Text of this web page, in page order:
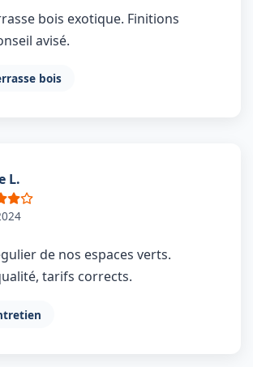
bois exotique. Finitions
avisé.
bois
L.
de nos espaces verts.
tarifs corrects.